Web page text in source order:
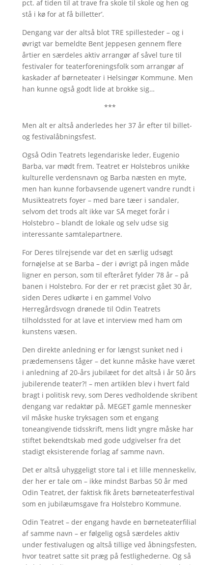
pct. af tiden til at trave fra skole til skole og hen og
stå i kø for at få billetter’.
Dengang var der altså blot TRE spillesteder – og i
øvrigt var bemeldte Bent Jeppesen gennem flere
årtier en særdeles aktiv arrangør af såvel ture til
festivaler for teaterforeningsfolk som arrangør af
kaskader af børneteater i Helsingør Kommune. Men
han kunne også godt lide at brokke sig…
***
Men alt er altså anderledes her 37 år efter til billet-
og festivalåbningsfest.
Også Odin Teatrets legendariske leder, Eugenio
Barba, var mødt frem. Teatret er Holstebros unikke
kulturelle verdensnavn og Barba næsten en myte,
men han kunne forbavsende ugenert vandre rundt i
Musikteatrets foyer – med bare tæer i sandaler,
selvom det trods alt ikke var SÅ meget forår i
Holstebro – blandt de lokale og selv udse sig
interessante samtalepartnere.
For Deres tilrejsende var det en særlig udsøgt
fornøjelse at se Barba – der i øvrigt på ingen måde
ligner en person, som til efteråret fylder 78 år – på
banen i Holstebro. For der er ret præcist gået 30 år,
siden Deres udkørte i en gammel Volvo
Herregårdsvogn drønede til Odin Teatrets
tilholdssted for at lave et interview med ham om
kunstens væsen.
Den direkte anledning er for længst sunket ned i
prædemensens tåger – det kunne måske have været
i anledning af 20-års jubilæet for det altså i år 50 års
jubilerende teater?! – men artiklen blev i hvert fald
bragt i politisk revy, som Deres vedholdende skribent
dengang var redaktør på. MEGET gamle mennesker
vil måske huske tryksagen som et engang
toneangivende tidsskrift, mens lidt yngre måske har
stiftet bekendtskab med gode udgivelser fra det
stadigt eksisterende forlag af samme navn.
Det er altså uhyggeligt store tal i et lille menneskeliv,
der her er tale om – ikke mindst Barbas 50 år med
Odin Teatret, der faktisk fik årets børneteaterfestival
som en jubilæumsgave fra Holstebro Kommune.
Odin Teatret – der engang havde en børneteaterfilial
af samme navn – er følgelig også særdeles aktiv
under festivalugen og altså tillige ved åbningsfesten,
hvor teatret satte sit præg på festlighederne. Og så